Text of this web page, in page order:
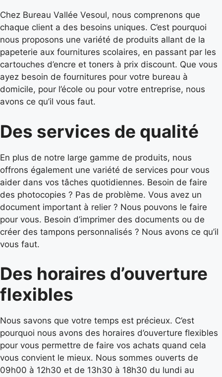
Chez Bureau Vallée Vesoul, nous comprenons que
chaque client a des besoins uniques. C’est pourquoi
nous proposons une variété de produits allant de la
papeterie aux fournitures scolaires, en passant par les
cartouches d’encre et toners à prix discount. Que vous
ayez besoin de fournitures pour votre bureau à
domicile, pour l’école ou pour votre entreprise, nous
avons ce qu’il vous faut.
Des services de qualité
En plus de notre large gamme de produits, nous
offrons également une variété de services pour vous
aider dans vos tâches quotidiennes. Besoin de faire
des photocopies ? Pas de problème. Vous avez un
document important à relier ? Nous pouvons le faire
pour vous. Besoin d’imprimer des documents ou de
créer des tampons personnalisés ? Nous avons ce qu’il
vous faut.
Des horaires d’ouverture
flexibles
Nous savons que votre temps est précieux. C’est
pourquoi nous avons des horaires d’ouverture flexibles
pour vous permettre de faire vos achats quand cela
vous convient le mieux. Nous sommes ouverts de
09h00 à 12h30 et de 13h30 à 18h30 du lundi au